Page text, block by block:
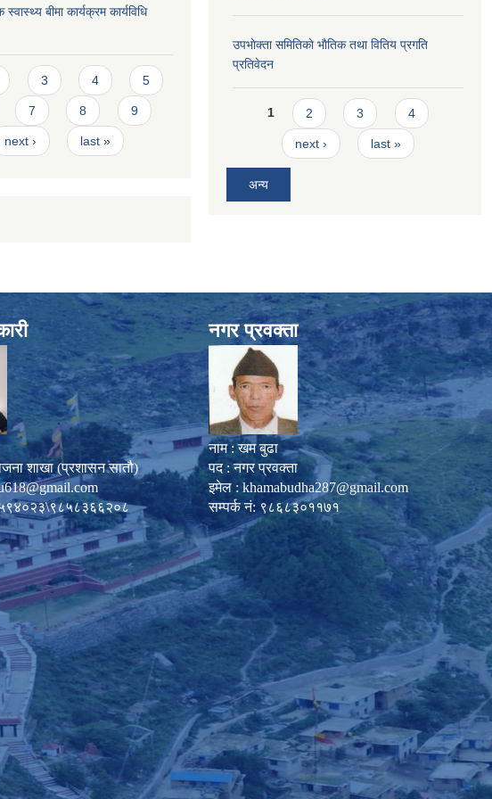
स्वास्थ्य बीमा कार्यक्रम कार्यविधि
3 4 5
7 8 9
next › last »
उपभाेक्ता समितिकाे भाैतिक तथा वितिय प्रगति
प्रतिवेदन
Pages
1 2 3 4
next › last »
अन्य
शाखा (प्रशासन सातौ)
नगर प्रवक्ता
नाम : खम बुढा
पद : नगर प्रवक्ता
इमेल : khamabudha287@gmail.com
सम्पर्क नं: ९८६८३०११७१